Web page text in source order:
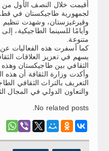
أُقيمت خلال النصف الأول من
لجمهورية طاجيكستان في
وقيرغيزستان، وشهدت
وأيامًا للسينما الطاجيكية،
متنوعة.
كما أسفرت هذه الفعاليات عن
يسهم في تعزيز العلاقات
الثقافي بين طاجيكستان وهذه
وأكدت وزارة الثقافة أن
التعريف بالتراث الثقافي
والتعاون الدولي في المجال
No related posts.